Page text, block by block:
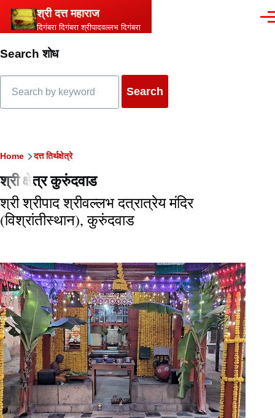
Skip to main content
श्री दत्त महाराज
दिगंबरा दिगंबरा श्रीपादवल्लभ दिगंबरा
Search शोध
Breadcrumb
Home दत्त तिर्थक्षेत्रे
श्री क्षेत्र कुरुंदवाड
श्री श्रीपाद श्रीवल्लभ दत्रात्रेय मंदिर
(विश्रांतीस्थान), कुरुंदवाड